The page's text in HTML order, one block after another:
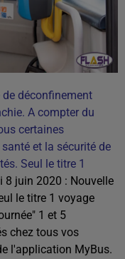
déconfinement
A compter du
certaines
et la sécurité de
Seul le titre 1
8 juin 2020 : Nouvelle
le titre 1 voyage
1 et 5
chez tous vos
l'application MyBus.